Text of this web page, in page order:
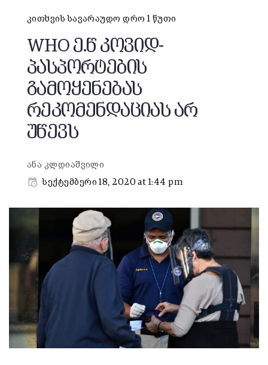
კითხვის სავარაუდო დრო 1 წუთი
WHO ე.წ კოვიდ-
პასპორტების
გამოყენებას
რეკომენდაციას არ
უწევს
ანა კლდიაშვილი
სექტემბერი 18, 2020 at 1:44 pm